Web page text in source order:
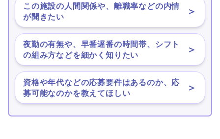
この施設の人間関係や、離職率などの内情
が聞きたい
＞
夜勤の有無や、早番遅番の時間帯、シフト
の組み方などを細かく知りたい
＞
資格や年代などの応募要件はあるのか、応
募可能なのかを教えてほしい
＞